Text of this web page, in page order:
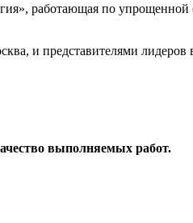
работающая по упрощенной
и представителями
выполняемых работ.